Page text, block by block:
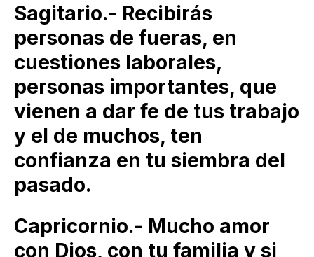
Sagitario.- Recibirás
personas de fueras, en
cuestiones laborales,
personas importantes, que
vienen a dar fe de tus trabajo
y el de muchos, ten
confianza en tu siembra del
pasado.
Capricornio.- Mucho amor
con Dios, con tu familia y si